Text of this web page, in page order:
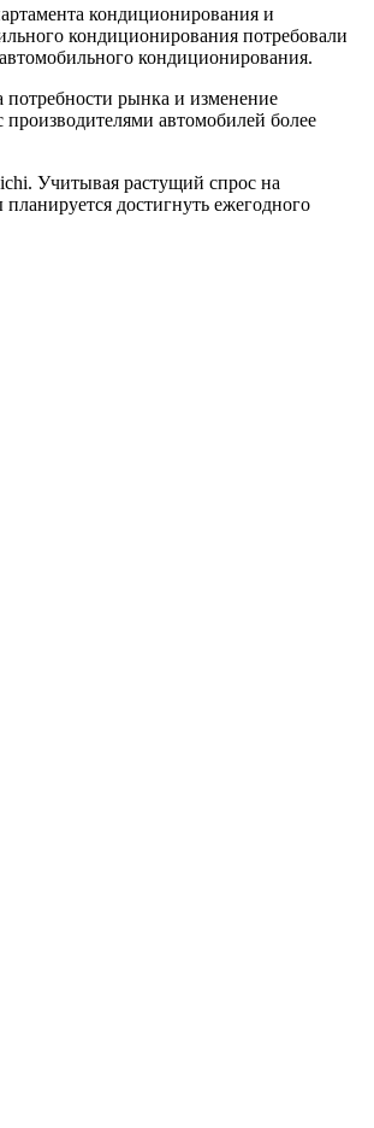
кондиционирования и
кондиционирования потребовали
кондиционирования.
потребности рынка и изменение
автомобилей более
Учитывая растущий спрос на
достигнуть ежегодного